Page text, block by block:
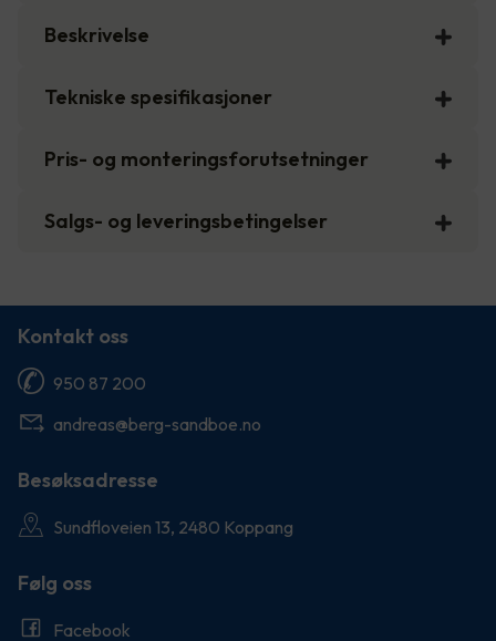
Beskrivelse
Tekniske spesifikasjoner
Pris- og monteringsforutsetninger
Salgs- og leveringsbetingelser
Kontakt oss
950 87 200
andreas@berg-sandboe.no
Besøksadresse
Sundfloveien 13, 2480 Koppang
Følg oss
Facebook